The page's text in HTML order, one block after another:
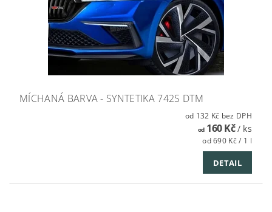
MÍCHANÁ BARVA - SYNTETIKA 742S DTM
od 132 Kč bez DPH
od160 Kč/ ks
od 690 Kč / 1 l
DETAIL